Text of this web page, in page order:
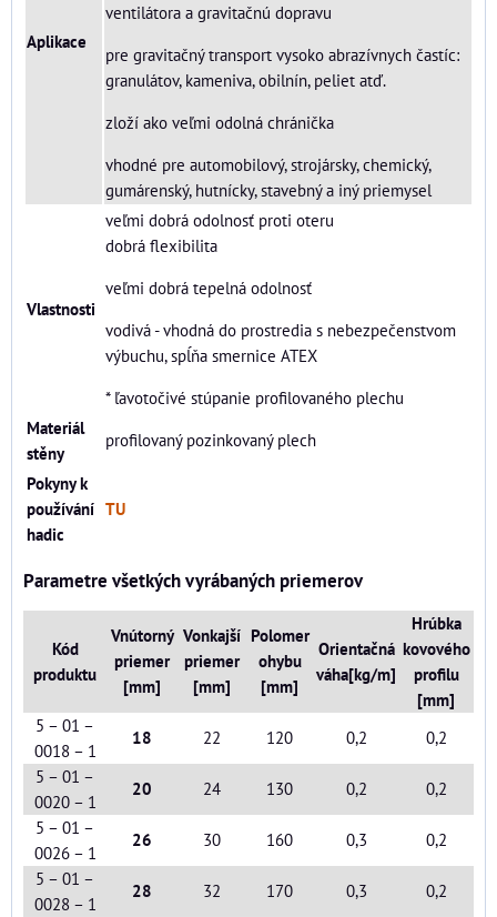
Aplikace
ventilátora a gravitačnú dopravu
pre gravitačný transport vysoko abrazívnych častíc:
granulátov, kameniva, obilnín, peliet atď.
zloží ako veľmi odolná chránička
vhodné pre automobilový, strojársky, chemický,
gumárenský, hutnícky, stavebný a iný priemysel
Vlastnosti
veľmi dobrá odolnosť proti oteru
dobrá flexibilita
veľmi dobrá tepelná odolnosť
vodivá - vhodná do prostredia s nebezpečenstvom
výbuchu, spĺňa smernice ATEX
* ľavotočivé stúpanie profilovaného plechu
Materiál
stěny
profilovaný pozinkovaný plech
Pokyny k
používání
hadic
TU
Parametre všetkých vyrábaných priemerov
Kód
produktu
Vnútorný
priemer
[mm]
Vonkajší
priemer
[mm]
Polomer
ohybu
[mm]
Orientačná
váha[kg/m]
Hrúbka
kovového
profilu
[mm]
5 – 01 –
0018 – 1
18 22 120 0,2
0,2
5 – 01 –
0020 – 1
20 24 130 0,2
0,2
5 – 01 –
0026 – 1
26 30 160 0,3
0,2
5 – 01 –
0028 – 1
28 32 170 0,3
0,2